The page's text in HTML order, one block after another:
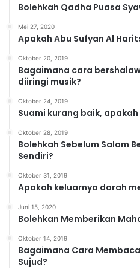
Bolehkah Qadha Puasa
Mei 27, 2020
Apakah Abu Sufyan Al
Oktober 20, 2019
Bagaimana cara
diiringi musik?
Oktober 24, 2019
Suami kurang baik,
Oktober 28, 2019
Bolehkah Sebelum Salam
Sendiri?
Oktober 31, 2019
Apakah keluarnya darah
Juni 15, 2020
Bolehkan Memberikan
Oktober 14, 2019
Bagaimana Cara
Sujud?